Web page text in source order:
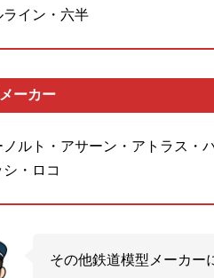
ライン・六半
ーカー
ノルト・アサーン・アトラス・
シ・ロコ
その他鉄道模型メーカー